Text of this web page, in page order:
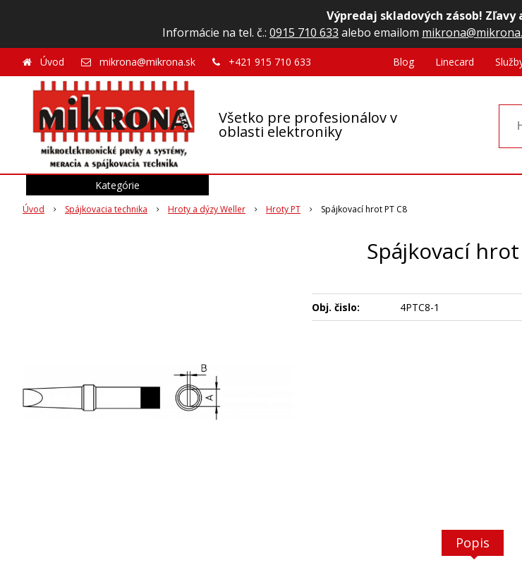
Výpredaj skladových zásob! Zľavy
Informácie na tel. č.: 0915 710 633 alebo emailom
Všetko pre profesionálov v
oblasti elektroniky
Úvod mikrona@mikrona.sk +421 915 710 633 Blog Linecard
Úvod Spájkovacia technika Hroty a dýzy Weller Hroty PT Spájkovací hrot PT C8
Spájkovací hrot
Obj. čislo: 4PTC8-1
Popis
Kategórie